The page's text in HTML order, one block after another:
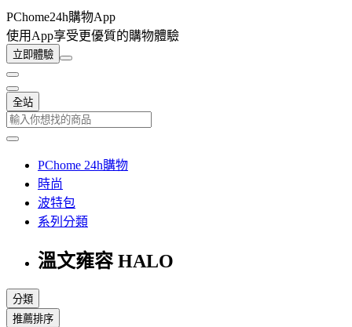
PChome24h購物App
使用App享受更優質的購物體驗
立即體驗
全站
PChome 24h購物
時尚
波特包
系列分類
溫文雍容 HALO
分類
推薦排序